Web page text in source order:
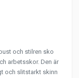
och stilren sko
arbetsskor. Den är
och slitstarkt skinn